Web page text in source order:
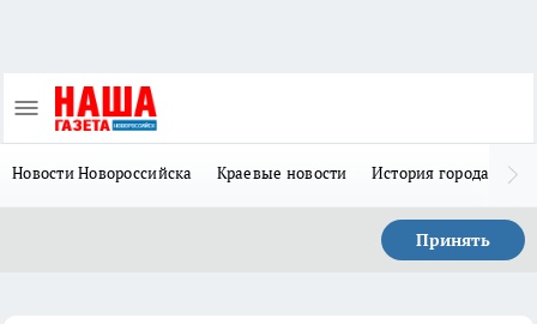
Новости Новороссийска Краевые новости История города Н
Принять